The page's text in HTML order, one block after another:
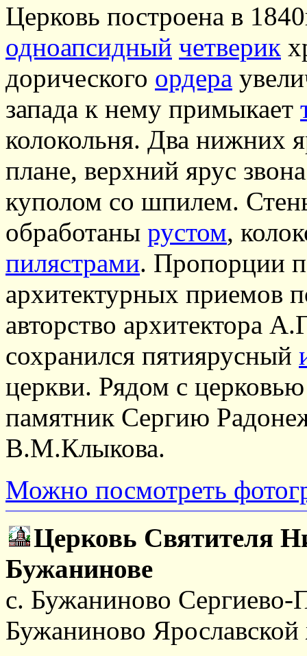
Церковь построена в
одноапсидный четверик
дорического ордера
запада к нему примыкает
колокольня. Два нижних
плане, верхний ярус
куполом со шпилем.
обработаны рустом,
пилястрами. Пропорции
архитектурных приемов
авторство архитектора
сохранился пятиярусный
церкви. Рядом с
памятник Сергию
В.М.Клыкова.
Можно посмотреть
Церковь Святителя
Бужанинове
с. Бужаниново Сергиево-
Бужаниново